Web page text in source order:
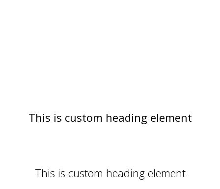
This is custom heading element
This is custom heading element